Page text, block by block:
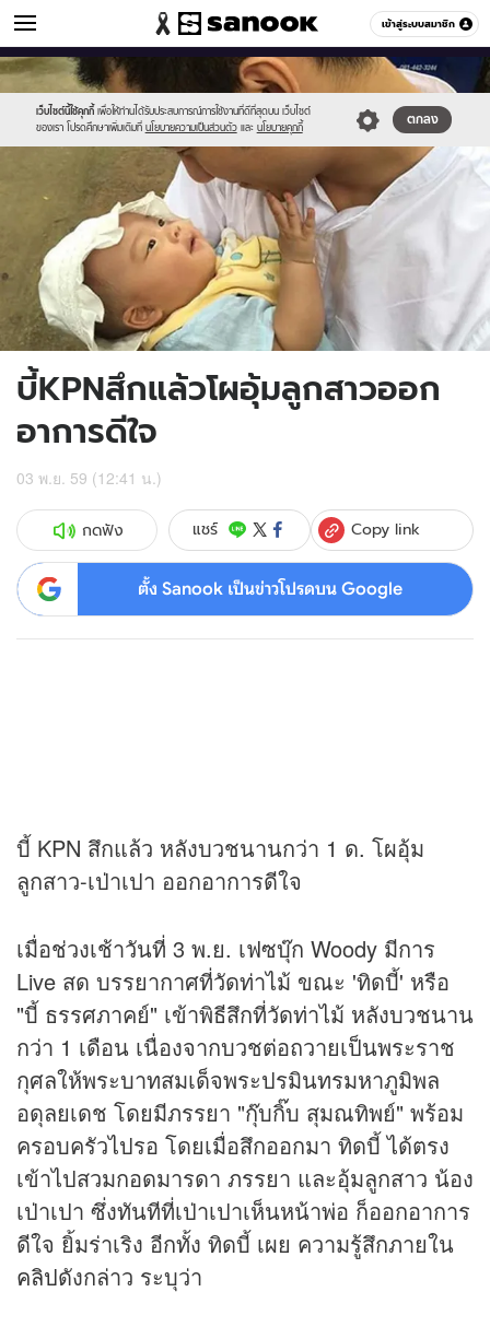
เข้าสู่ระบบสมาชิก
ข่าวบันเทิง หมวดอื่นๆ
เว็บไซต์นี้ใช้คุกกี้ เพื่อให้ท่านได้รับประสบการณ์การใช้งานที่ดีที่สุดบน เว็บไซต์
ของเรา โปรดศึกษาเพิ่มเติมที่ นโยบายความเป็นส่วนตัว และ นโยบายคุกกี้
ตกลง
Sanook
//s.isanook.com/sr/0/images/logo-
new-
sanook.png
600
60
//s.isanook.com/ns/0/ud/419/2095238/740965-
01.jpg
บี้KPNสึกแล้วโผอุ้มลูกสาวออก
อาการดีใจ
03 พ.ย. 59 (12:41 น.)
กดฟัง แชร์ Copy link
ตั้ง Sanook เป็นข่าวโปรดบน Google
บี้ KPN สึกแล้ว หลังบวชนานกว่า 1 ด. โผอุ้ม
ลูกสาว-เป่าเปา ออกอาการดีใจ
เมื่อช่วงเช้าวันที่ 3 พ.ย. เฟซบุ๊ก Woody มีการ
Live สด บรรยากาศที่วัดท่าไม้ ขณะ 'ทิดบี้' หรือ
"บี้ ธรรศภาคย์" เข้าพิธีสึกที่วัดท่าไม้ หลังบวชนาน
กว่า 1 เดือน เนื่องจากบวชต่อถวายเป็นพระราช
กุศลให้พระบาทสมเด็จพระปรมินทรมหาภูมิพล
อดุลยเดช โดยมีภรรยา "กุ๊บกิ๊บ สุมณทิพย์" พร้อม
ครอบครัวไปรอ โดยเมื่อสึกออกมา ทิดบี้ ได้ตรง
เข้าไปสวมกอดมารดา ภรรยา และอุ้มลูกสาว น้อง
เป่าเปา ซึ่งทันทีที่เป่าเปาเห็นหน้าพ่อ ก็ออกอาการ
ดีใจ ยิ้มร่าเริง อีกทั้ง ทิดบี้ เผย ความรู้สึกภายใน
คลิปดังกล่าว ระบุว่า